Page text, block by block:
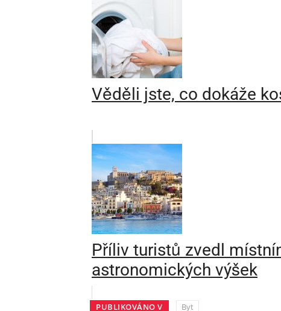
Věděli jste, co dokáže
Příliv turistů zvedl
astronomických výšek
PUBLIKOVÁNO V
Byt